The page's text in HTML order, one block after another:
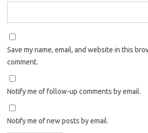
Save my name, email, and website in this
comment.
Notify me of follow-up comments by email.
Notify me of new posts by email.